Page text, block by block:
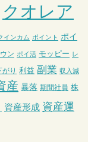
クオレア
インカム ポイント ポイ
ン ポイ活 モッピー レ
がり 利益 副業 収入減
産 暴落 期間社員 株
資産形成 資産運